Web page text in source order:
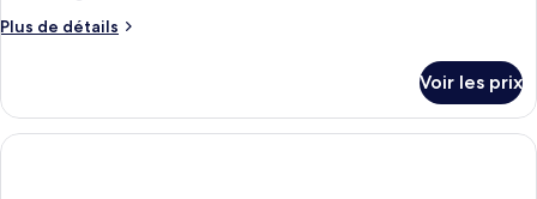
Plus de détails
Plus
le
type
de
Voir les prix